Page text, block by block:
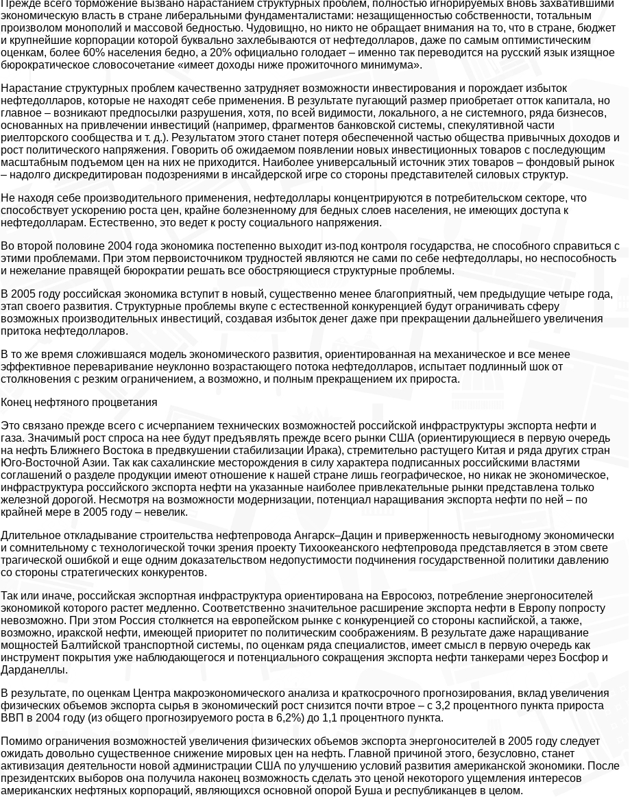
Прежде всего торможение вызвано нарастанием структурных проблем, полностью игнорируемых вновь захватившими
экономическую власть в стране либеральными фундаменталистами: незащищенностью собственности, тотальным
произволом монополий и массовой бедностью. Чудовищно, но никто не обращает внимания на то, что в стране, бюджет
и крупнейшие корпорации которой буквально захлебываются от нефтедолларов, даже по самым оптимистическим
оценкам, более 60% населения бедно, а 20% официально голодает – именно так переводится на русский язык изящное
бюрократическое словосочетание «имеет доходы ниже прожиточного минимума».
Нарастание структурных проблем качественно затрудняет возможности инвестирования и порождает избыток
нефтедолларов, которые не находят себе применения. В результате пугающий размер приобретает отток капитала, но
главное – возникают предпосылки разрушения, хотя, по всей видимости, локального, а не системного, ряда бизнесов,
основанных на привлечении инвестиций (например, фрагментов банковской системы, спекулятивной части
риелторского сообщества и т. д.). Результатом этого станет потеря обеспеченной частью общества привычных доходов и
рост политического напряжения. Говорить об ожидаемом появлении новых инвестиционных товаров с последующим
масштабным подъемом цен на них не приходится. Наиболее универсальный источник этих товаров – фондовый рынок
– надолго дискредитирован подозрениями в инсайдерской игре со стороны представителей силовых структур.
Не находя себе производительного применения, нефтедоллары концентрируются в потребительском секторе, что
способствует ускорению роста цен, крайне болезненному для бедных слоев населения, не имеющих доступа к
нефтедолларам. Естественно, это ведет к росту социального напряжения.
Во второй половине 2004 года экономика постепенно выходит из-под контроля государства, не способного справиться с
этими проблемами. При этом первоисточником трудностей являются не сами по себе нефтедоллары, но неспособность
и нежелание правящей бюрократии решать все обостряющиеся структурные проблемы.
В 2005 году российская экономика вступит в новый, существенно менее благоприятный, чем предыдущие четыре года,
этап своего развития. Структурные проблемы вкупе с естественной конкуренцией будут ограничивать сферу
возможных производительных инвестиций, создавая избыток денег даже при прекращении дальнейшего увеличения
притока нефтедолларов.
В то же время сложившаяся модель экономического развития, ориентированная на механическое и все менее
эффективное переваривание неуклонно возрастающего потока нефтедолларов, испытает подлинный шок от
столкновения с резким ограничением, а возможно, и полным прекращением их прироста.
Конец нефтяного процветания
Это связано прежде всего с исчерпанием технических возможностей российской инфраструктуры экспорта нефти и
газа. Значимый рост спроса на нее будут предъявлять прежде всего рынки США (ориентирующиеся в первую очередь
на нефть Ближнего Востока в предвкушении стабилизации Ирака), стремительно растущего Китая и ряда других стран
Юго-Восточной Азии. Так как сахалинские месторождения в силу характера подписанных российскими властями
соглашений о разделе продукции имеют отношение к нашей стране лишь географическое, но никак не экономическое,
инфраструктура российского экспорта нефти на указанные наиболее привлекательные рынки представлена только
железной дорогой. Несмотря на возможности модернизации, потенциал наращивания экспорта нефти по ней – по
крайней мере в 2005 году – невелик.
Длительное откладывание строительства нефтепровода Ангарск–Дацин и приверженность невыгодному экономически
и сомнительному с технологической точки зрения проекту Тихоокеанского нефтепровода представляется в этом свете
трагической ошибкой и еще одним доказательством недопустимости подчинения государственной политики давлению
со стороны стратегических конкурентов.
Так или иначе, российская экспортная инфраструктура ориентирована на Евросоюз, потребление энергоносителей
экономикой которого растет медленно. Соответственно значительное расширение экспорта нефти в Европу попросту
невозможно. При этом Россия столкнется на европейском рынке с конкуренцией со стороны каспийской, а также,
возможно, иракской нефти, имеющей приоритет по политическим соображениям. В результате даже наращивание
мощностей Балтийской транспортной системы, по оценкам ряда специалистов, имеет смысл в первую очередь как
инструмент покрытия уже наблюдающегося и потенциального сокращения экспорта нефти танкерами через Босфор и
Дарданеллы.
В результате, по оценкам Центра макроэкономического анализа и краткосрочного прогнозирования, вклад увеличения
физических объемов экспорта сырья в экономический рост снизится почти втрое – с 3,2 процентного пункта прироста
ВВП в 2004 году (из общего прогнозируемого роста в 6,2%) до 1,1 процентного пункта.
Помимо ограничения возможностей увеличения физических объемов экспорта энергоносителей в 2005 году следует
ожидать довольно существенное снижение мировых цен на нефть. Главной причиной этого, безусловно, станет
активизация деятельности новой администрации США по улучшению условий развития американской экономики. После
президентских выборов она получила наконец возможность сделать это ценой некоторого ущемления интересов
американских нефтяных корпораций, являющихся основной опорой Буша и республиканцев в целом.